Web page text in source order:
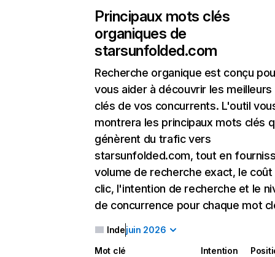
Principaux mots clés
organiques de
starsunfolded.com
Recherche organique est conçu
vous aider à découvrir les
clés de vos concurrents. L'outil
montrera les principaux mots clés
génèrent du trafic vers
starsunfolded.com, tout en
volume de recherche exact, le coût
clic, l'intention de recherche et le
de concurrence pour chaque mot
Indejuin 2026
Mot clé Intention